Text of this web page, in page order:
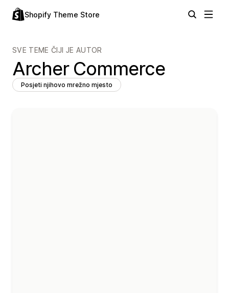
Shopify Theme Store
SVE TEME ČIJI JE AUTOR
Archer Commerce
Posjeti njihovo mrežno mjesto